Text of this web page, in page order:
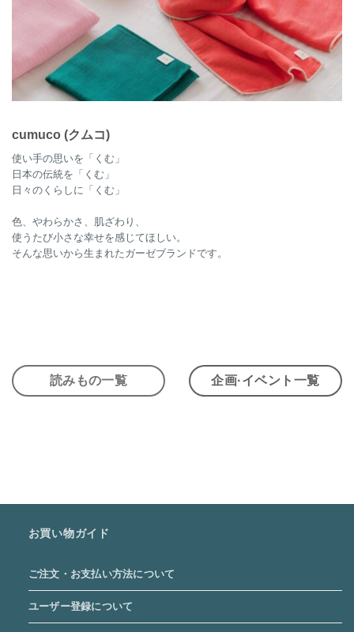
cumuco (クムコ)
使い手の思いを「くむ」
日本の伝統を「くむ」
日々のくらしに「くむ」
色、やわらかさ、肌ざわり、
使うたび小さな幸せを感じてほしい。
そんな思いから生まれたガーゼブランドです。
読みもの一覧 企画·イベント一覧
お買い物ガイド
ご注文・お支払い方法について
ユーザー登録について